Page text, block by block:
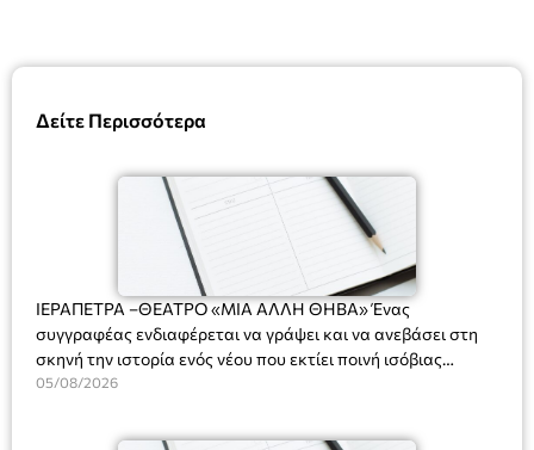
Δείτε Περισσότερα
ΙΕΡΑΠΕΤΡΑ –ΘΕΑΤΡΟ «ΜΙΑ ΑΛΛΗ ΘΗΒΑ» Ένας
συγγραφέας ενδιαφέρεται να γράψει και να ανεβάσει στη
σκηνή την ιστορία ενός νέου που εκτίει ποινή ισόβιας
κάθειρξης για πατροκτονία. Ένα πολυβραβευμένο έργο για
ασθένεια, τον ερωτισμό. Ένα έργο αινιγματικό, συγκινητικό,
05/08/2026